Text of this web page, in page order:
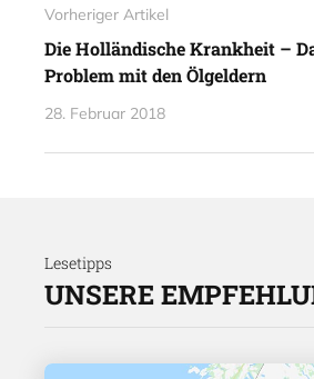
Vorheriger Artikel
Die Holländische Krankheit –
Problem mit den Ölgeldern
28. Februar 2018
Lesetipps
UNSERE